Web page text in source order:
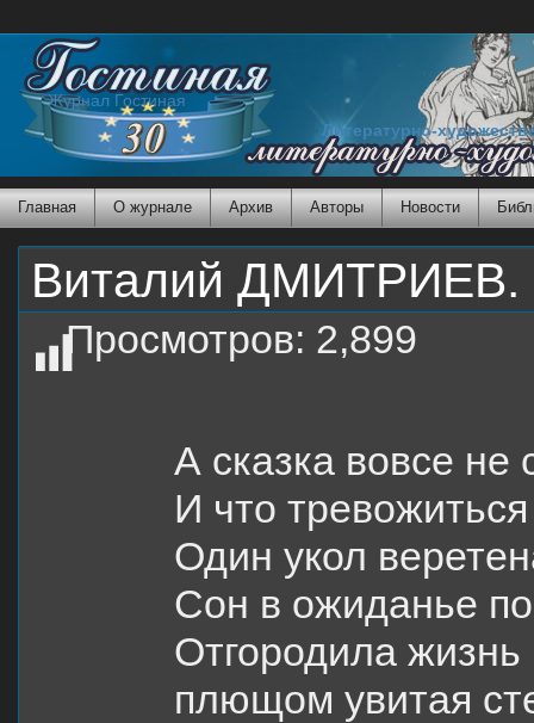
Журнал Гостиная
Литературно-
Главная О журнале Архив Авторы Новости
Виталий ДМИТРИЕВ.
Просмотров: 2,899
А сказка вовсе не
И что
Один укол
Сон в ожиданье
Отгородила
плющом увитая